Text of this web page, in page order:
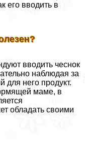
его вводить в
вводить чеснок
наблюдая за
него продукт.
маме, в
обладать своими